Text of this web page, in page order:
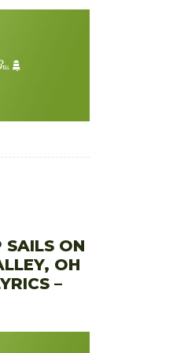
SAILS ON
OH
–